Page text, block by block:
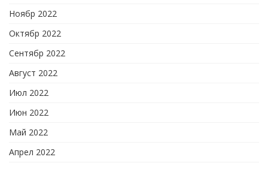
Ноябр 2022
Октябр 2022
Сентябр 2022
Август 2022
Июл 2022
Июн 2022
Май 2022
Апрел 2022